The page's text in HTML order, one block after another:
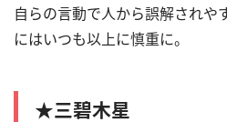
自らの言動で人から誤解されや
にはいつも以上に慎重に。
★三碧木星